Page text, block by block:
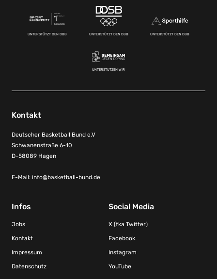
UNTERSTÜTZT DEN DBB UNTERSTÜTZT DEN DBB UNTERSTÜTZT DEN DBB
UNTERSTÜTZEN WIR
Kontakt
Deutscher Basketball Bund e.V
Schwanenstraße 6-10
D-58089 Hagen
E-Mail: info@basketball-bund.de
Infos
Jobs
Kontakt
Impressum
Datenschutz
Social Media
X (fka Twitter)
Facebook
Instagram
YouTube